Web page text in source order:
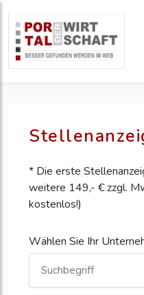
* Die erste
weitere 149,- € zzgl.
kostenlos!)
Wählen Sie Ihr